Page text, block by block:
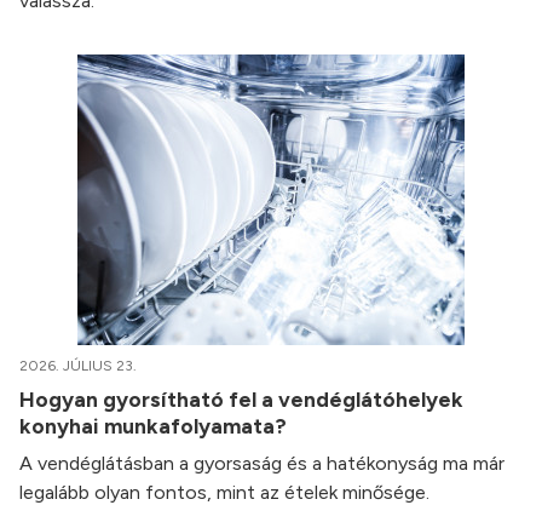
2026. JÚLIUS 23.
Hogyan gyorsítható fel a vendéglátóhelyek
konyhai munkafolyamata?
A vendéglátásban a gyorsaság és a hatékonyság ma már
legalább olyan fontos, mint az ételek minősége.